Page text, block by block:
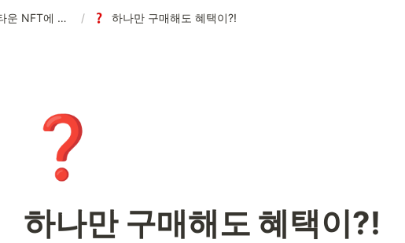
👀 해피어타운 NFT에 대한 모든 것! / 하나만 구매해도 혜택이?!
❓
하나만 구매해도 혜택이?!